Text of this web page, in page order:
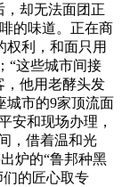
，却无法面团正
的味道。正在商
权利，和面只用
“这些城市间接
，他用老酵头发
城市的9家顶流面
安和现场办理，
，借着温和光
炉的“鲁邦种黑
的匠心取专